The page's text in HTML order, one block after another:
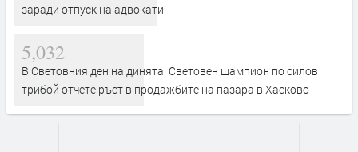
заради отпуск на адвокати
5,032
В Световния ден на динята: Световен шампион по силов
трибой отчете ръст в продажбите на пазара в Хасково